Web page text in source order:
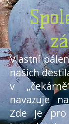
Vlastní
našich
v
navazuje
Zde je pro